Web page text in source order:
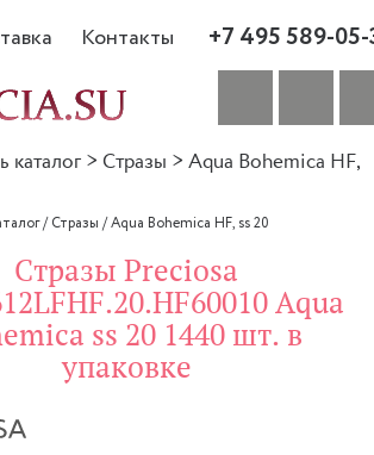
Контакты +7 495 589-
каталог > Стразы > Aqua Bohemica HF,
/Стразы /Aqua Bohemica HF, ss 20
Стразы Preciosa
Aqua
ss 20 1440 шт. в
упаковке